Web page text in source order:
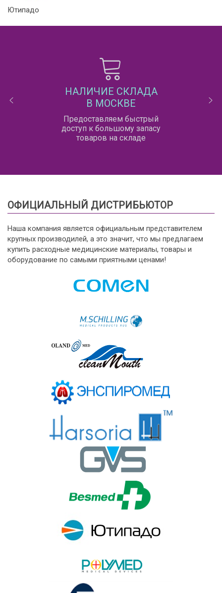
Ютипадо
НАЛИЧИЕ СКЛАДА
В МОСКВЕ
Предоставляем быстрый
доступ к большому запасу
товаров на складе
ОФИЦИАЛЬНЫЙ ДИСТРИБЬЮТОР
Наша компания является официальным представителем
крупных производилей, а это значит, что мы предлагаем
купить расходные медицинские материалы, товары и
оборудование по самыми приятными ценами!